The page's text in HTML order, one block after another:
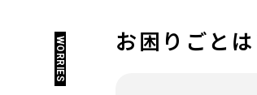
お困りごとは
WORRIES